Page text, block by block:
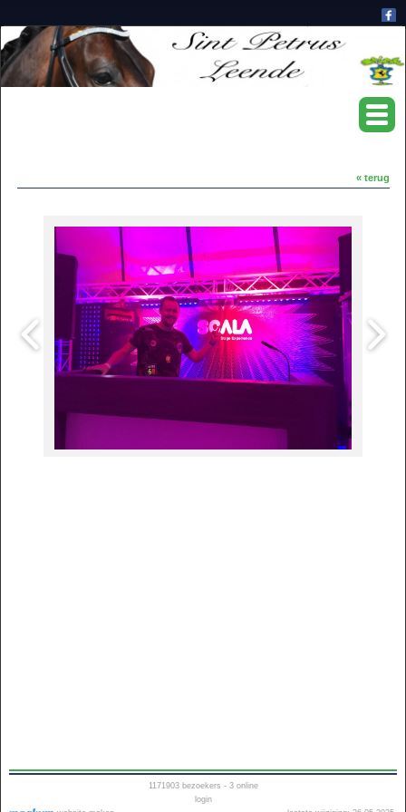
« terug
1171903bezoekers - 3 online
login